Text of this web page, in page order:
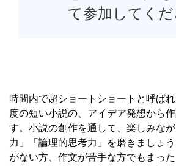
て参加してくだ
時間内で超ショートショートと呼ば
度の短い小説の、アイデア発想から
す。小説の創作を通して、楽しみな
力」「論理的思考力」を磨きましょ
がない方、作文が苦手な方でもまっ